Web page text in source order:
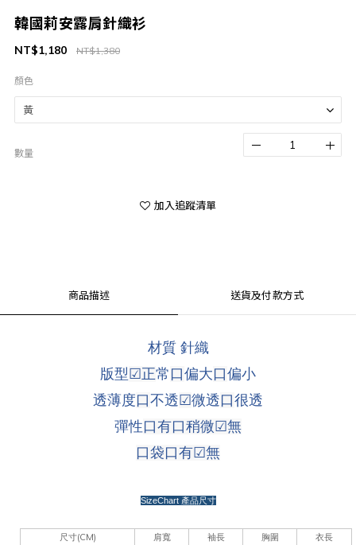
韓國莉安露肩針織衫
NT$1,380
NT$1,180
顏色
數量
加入追蹤清單
商品描述 送貨及付款方式
材質 針織
版型 ☑正常 口偏大口偏小
透薄度口不透☑微透口很透
彈性口有口稍微☑無
口袋口有☑無
SizeChart 產品尺寸
尺寸(CM) 肩寬 袖長 胸圍 衣長